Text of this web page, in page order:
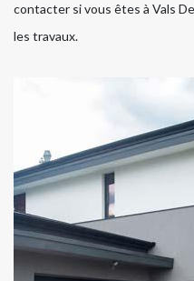
contacter si vous êtes à Vals
les travaux.